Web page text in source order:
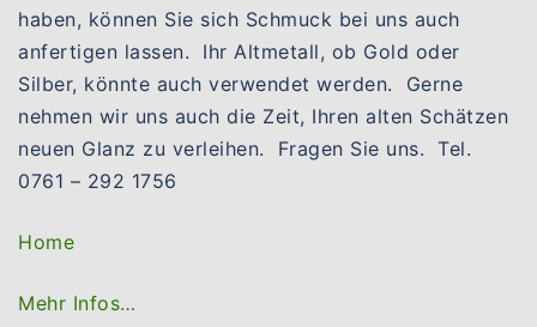
haben, können Sie sich Schmuck bei uns auch
anfertigen lassen. Ihr Altmetall, ob Gold oder
Silber, könnte auch verwendet werden. Gerne
nehmen wir uns auch die Zeit, Ihren alten Schätzen
neuen Glanz zu verleihen. Fragen Sie uns. Tel.
0761 – 292 1756
Home
Mehr Infos…